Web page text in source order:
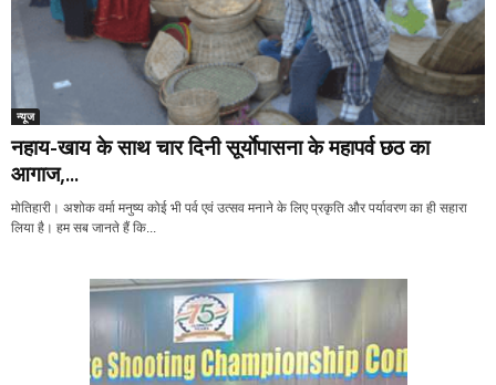
न्यूज
नहाय-खाय के साथ चार दिनी सूर्याेपासना के महापर्व छठ का
आगाज,...
मोतिहारी। अशोक वर्मा मनुष्य कोई भी पर्व एवं उत्सव मनाने के लिए प्रकृति और पर्यावरण का ही सहारा
लिया है। हम सब जानते हैं कि...